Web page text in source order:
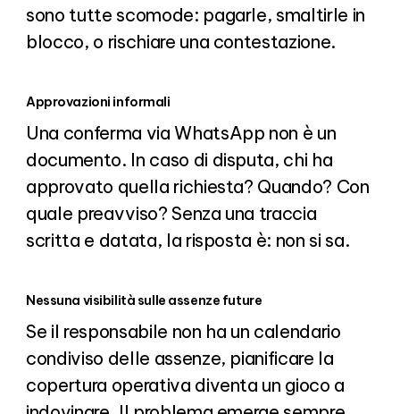
sono tutte scomode: pagarle, smaltirle in
blocco, o rischiare una contestazione.
Approvazioni informali
Una conferma via WhatsApp non è un
documento. In caso di disputa, chi ha
approvato quella richiesta? Quando? Con
quale preavviso? Senza una traccia
scritta e datata, la risposta è: non si sa.
Nessuna visibilità sulle assenze future
Se il responsabile non ha un calendario
condiviso delle assenze, pianificare la
copertura operativa diventa un gioco a